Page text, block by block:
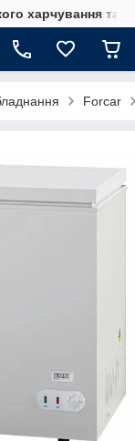
харчування та
Forcar